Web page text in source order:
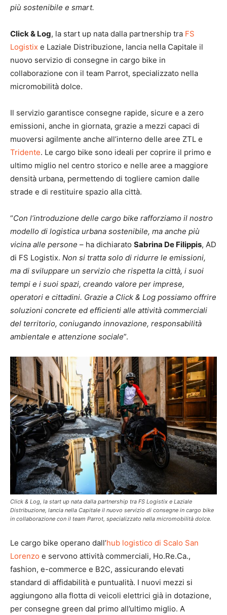
più sostenibile e smart.
Click & Log, la start up nata dalla partnership tra FS
Logistix e Laziale Distribuzione, lancia nella Capitale il
nuovo servizio di consegne in cargo bike in
collaborazione con il team Parrot, specializzato nella
micromobilità dolce.
Il servizio garantisce consegne rapide, sicure e a zero
emissioni, anche in giornata, grazie a mezzi capaci di
muoversi agilmente anche all’interno delle aree ZTL e
Tridente. Le cargo bike sono ideali per coprire il primo e
ultimo miglio nel centro storico e nelle aree a maggiore
densità urbana, permettendo di togliere camion dalle
strade e di restituire spazio alla città.
“Con l’introduzione delle cargo bike rafforziamo il nostro
modello di logistica urbana sostenibile, ma anche più
vicina alle persone – ha dichiarato Sabrina De Filippis, AD
di FS Logistix. Non si tratta solo di ridurre le emissioni,
ma di sviluppare un servizio che rispetta la città, i suoi
tempi e i suoi spazi, creando valore per imprese,
operatori e cittadini. Grazie a Click & Log possiamo offrire
soluzioni concrete ed efficienti alle attività commerciali
del territorio, coniugando innovazione, responsabilità
ambientale e attenzione sociale”.
Click & Log, la start up nata dalla partnership tra FS Logistix e Laziale
Distribuzione, lancia nella Capitale il nuovo servizio di consegne in cargo bike
in collaborazione con il team Parrot, specializzato nella micromobilità dolce.
Le cargo bike operano dall’hub logistico di Scalo San
Lorenzo e servono attività commerciali, Ho.Re.Ca.,
fashion, e-commerce e B2C, assicurando elevati
standard di affidabilità e puntualità. I nuovi mezzi si
aggiungono alla flotta di veicoli elettrici già in dotazione,
per consegne green dal primo all’ultimo miglio. A